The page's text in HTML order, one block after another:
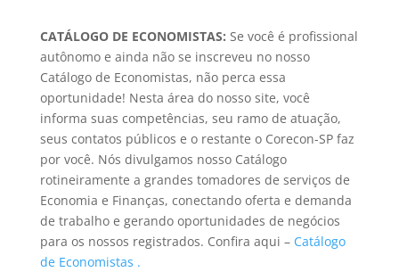
CATÁLOGO DE ECONOMISTAS: Se você é profissional
autônomo e ainda não se inscreveu no nosso
Catálogo de Economistas, não perca essa
oportunidade! Nesta área do nosso site, você
informa suas competências, seu ramo de atuação,
seus contatos públicos e o restante o Corecon-SP faz
por você. Nós divulgamos nosso Catálogo
rotineiramente a grandes tomadores de serviços de
Economia e Finanças, conectando oferta e demanda
de trabalho e gerando oportunidades de negócios
para os nossos registrados. Confira aqui – Catálogo
de Economistas .